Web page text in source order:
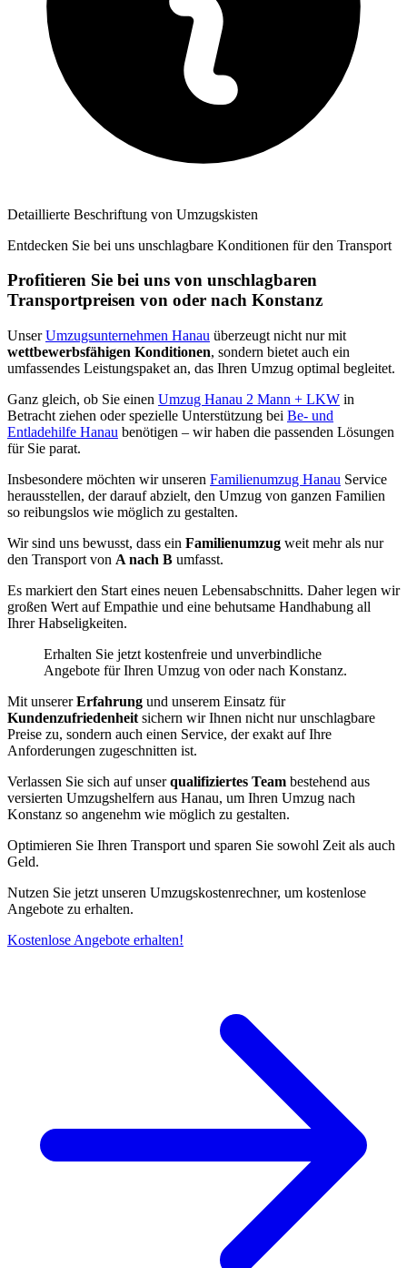
Detaillierte Beschriftung von Umzugskisten
Entdecken Sie bei uns unschlagbare Konditionen für den Transport
Profitieren Sie bei uns von unschlagbaren
Transportpreisen von oder nach Konstanz
UnserUmzugsunternehmen Hanau überzeugt nicht nur mit
wettbewerbsfähigen Konditionen, sondern bietet auch ein
umfassendes Leistungspaket an, das Ihren Umzug optimal begleitet.
Ganz gleich, ob Sie einen Umzug Hanau 2 Mann + LKW in
Betracht ziehen oder spezielle Unterstützung bei Be- und
Entladehilfe Hanau benötigen – wir haben die passenden Lösungen
für Sie parat.
Insbesondere möchten wir unseren Familienumzug Hanau Service
herausstellen, der darauf abzielt, den Umzug von ganzen Familien
so reibungslos wie möglich zu gestalten.
Wir sind uns bewusst, dass ein Familienumzug weit mehr als nur
den Transport von A nach B umfasst.
Es markiert den Start eines neuen Lebensabschnitts. Daher legen wir
großen Wert auf Empathie und eine behutsame Handhabung all
Ihrer Habseligkeiten.
Erhalten Sie jetzt kostenfreie und unverbindliche
Angebote für Ihren Umzug von oder nach Konstanz.
Mit unsererErfahrung und unserem Einsatz für
Kundenzufriedenheit sichern wir Ihnen nicht nur unschlagbare
Preise zu, sondern auch einen Service, der exakt auf Ihre
Anforderungen zugeschnitten ist.
Verlassen Sie sich auf unserqualifiziertes Team bestehend aus
versierten Umzugshelfern aus Hanau, um Ihren Umzug nach
Konstanz so angenehm wie möglich zu gestalten.
Optimieren Sie Ihren Transport und sparen Sie sowohl Zeit als auch
Geld.
Nutzen Sie jetzt unseren Umzugskostenrechner, um kostenlose
Angebote zu erhalten.
Kostenlose Angebote erhalten!